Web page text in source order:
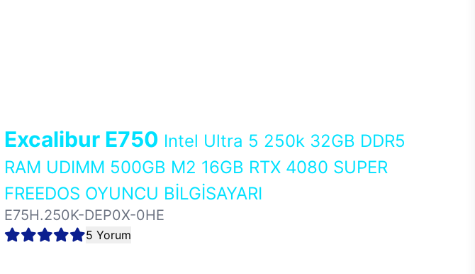
Excalibur E750 Intel Ultra 5 250k 32GB DDR5
RAM UDIMM 500GB M2 16GB RTX 4080 SUPER
FREEDOS OYUNCU BİLGİSAYARI
E75H.250K-DEP0X-0HE
5 Yorum